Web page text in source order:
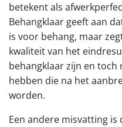
betekent als
Behangklaar geeft aan
is voor behang, maar
kwaliteit van het
behangklaar zijn en
hebben die na het
worden.
Een andere misvatting